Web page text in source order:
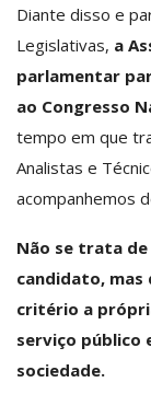
Diante disso e
Legislativas, a
parlamentar
ao Congresso
tempo em que
Analistas e
acompanhemos
Não se trata
candidato, mas
critério a
serviço público
sociedade.